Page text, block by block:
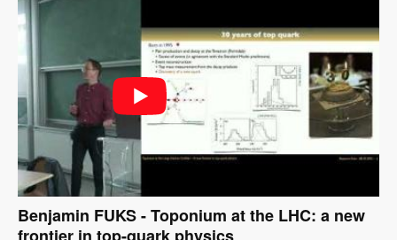
Benjamin FUKS - Toponium at the LHC: a new